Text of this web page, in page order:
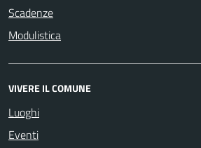
Scadenze
Modulistica
VIVERE IL COMUNE
Luoghi
Eventi